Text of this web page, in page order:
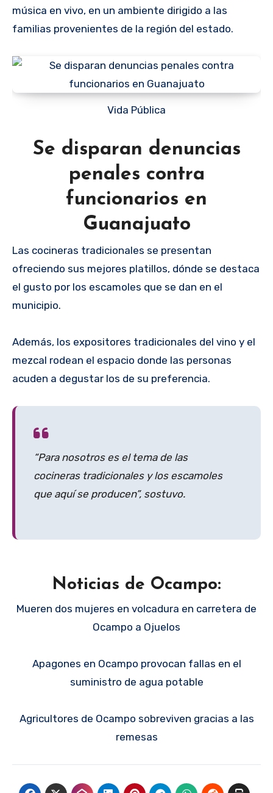
música en vivo, en un ambiente dirigido a las
familias provenientes de la región del estado.
Vida Pública
Se disparan denuncias
penales contra
funcionarios en
Guanajuato
Las cocineras tradicionales se presentan
ofreciendo sus mejores platillos, dónde se destaca
el gusto por los escamoles que se dan en el
municipio.
Además, los expositores tradicionales del vino y el
mezcal rodean el espacio donde las personas
acuden a degustar los de su preferencia.
“Para nosotros es el tema de las
cocineras tradicionales y los escamoles
que aquí se producen”, sostuvo.
Noticias de Ocampo:
Mueren dos mujeres en volcadura en carretera de
Ocampo a Ojuelos
Apagones en Ocampo provocan fallas en el
suministro de agua potable
Agricultores de Ocampo sobreviven gracias a las
remesas